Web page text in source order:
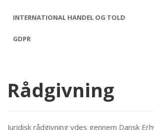
INTERNATIONAL HANDEL OG TOLD
GDPR
Rådgivning
Juridisk rådgivning ydes gennem Dansk